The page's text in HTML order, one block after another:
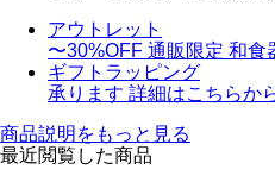
アウトレット
〜30%OFF 通販限定 和食
ギフトラッピング
承ります 詳細はこちらか
商品説明をもっと見る
最近閲覧した商品